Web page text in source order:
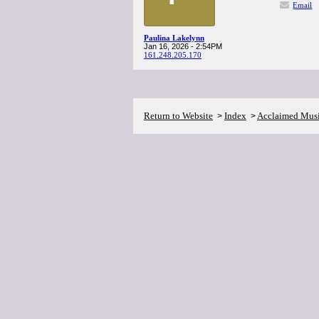
Paulina Lakelynn
Jan 16, 2026 - 2:54PM
161.248.205.170
Email
Return to Website > Index >Acclaimed